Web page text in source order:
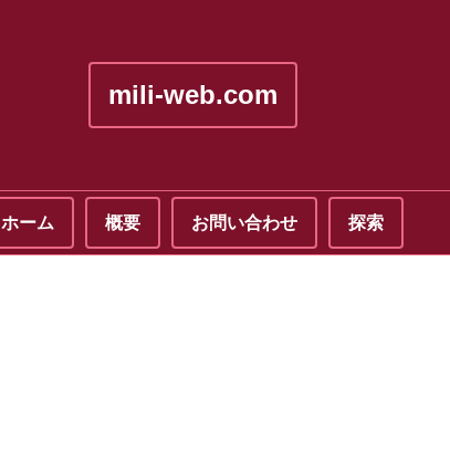
mili-web.com
ホーム 概要 お問い合わせ 探索